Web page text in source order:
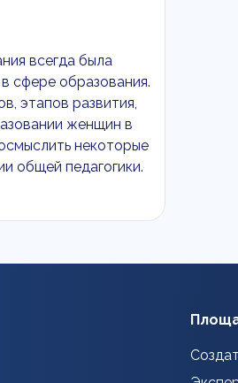
всегда была
сфере образования.
этапов развития,
женщин в
некоторые
общей педагогики.